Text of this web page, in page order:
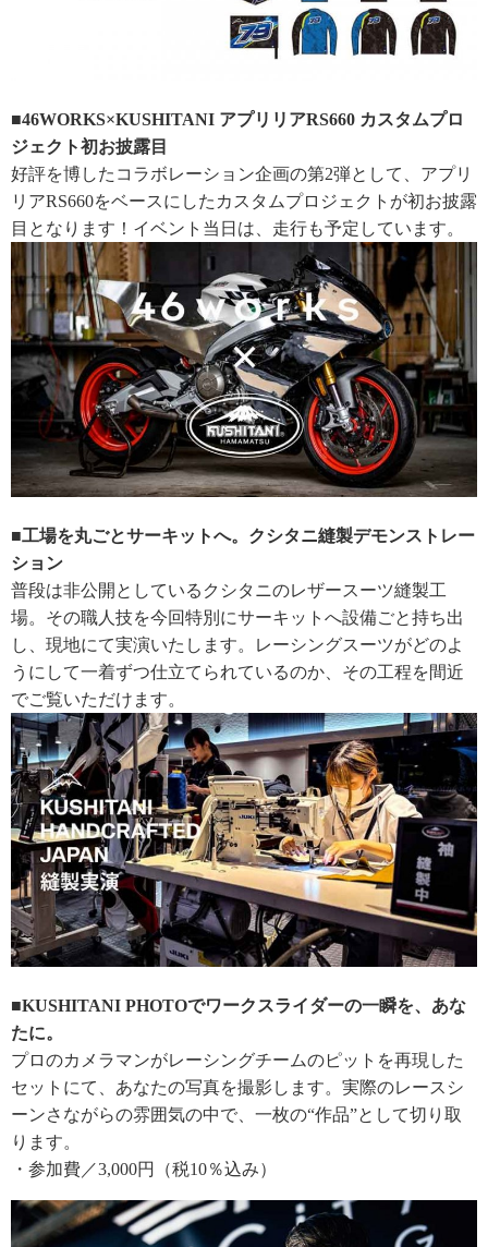
■46WORKS×KUSHITANI アプリリアRS660 カスタムプロ
ジェクト初お披露目
好評を博したコラボレーション企画の第2弾として、アプリ
リアRS660をベースにしたカスタムプロジェクトが初お披露
目となります！イベント当日は、走行も予定しています。
■工場を丸ごとサーキットへ。クシタニ縫製デモンストレー
ション
普段は非公開としているクシタニのレザースーツ縫製工
場。その職人技を今回特別にサーキットへ設備ごと持ち出
し、現地にて実演いたします。レーシングスーツがどのよ
うにして一着ずつ仕立てられているのか、その工程を間近
でご覧いただけます。
■KUSHITANI PHOTOでワークスライダーの一瞬を、あな
たに。
プロのカメラマンがレーシングチームのピットを再現した
セットにて、あなたの写真を撮影します。実際のレースシ
ーンさながらの雰囲気の中で、一枚の“作品”として切り取
ります。
・参加費／3,000円（税10％込み）